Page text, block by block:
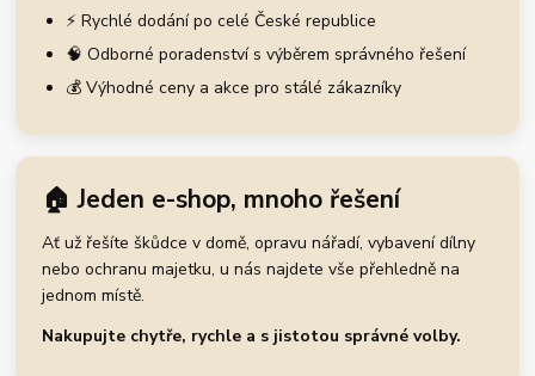
⚡ Rychlé dodání po celé České republice
🧠 Odborné poradenství s výběrem správného řešení
💰 Výhodné ceny a akce pro stálé zákazníky
🏠 Jeden e-shop, mnoho řešení
Ať už řešíte škůdce v domě, opravu nářadí, vybavení dílny
nebo ochranu majetku, u nás najdete vše přehledně na
jednom místě.
Nakupujte chytře, rychle a s jistotou správné volby.